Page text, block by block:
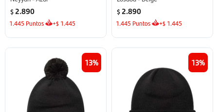
$ 2.890
1.445 Puntos +$ 1.445
$ 2.890
1.445 Puntos +$ 1.445
13 13